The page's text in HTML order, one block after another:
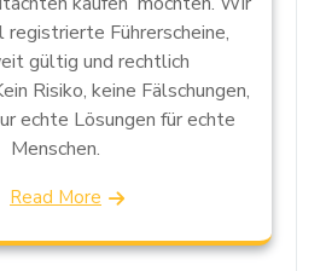
Führerscheine,
gültig und rechtlich
Risiko, keine Fälschungen,
echte Lösungen für echte
Menschen.
Read More